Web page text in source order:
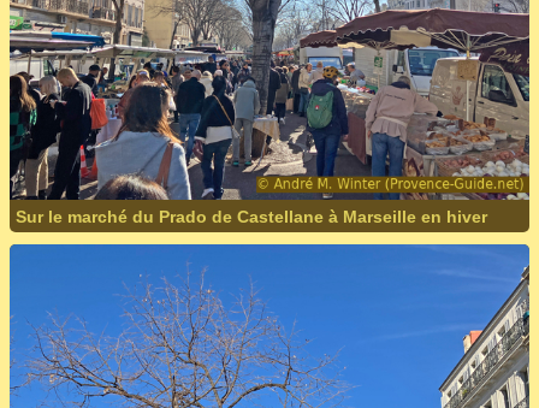
Sur le marché du Prado de Castellane à Marseille en hiver